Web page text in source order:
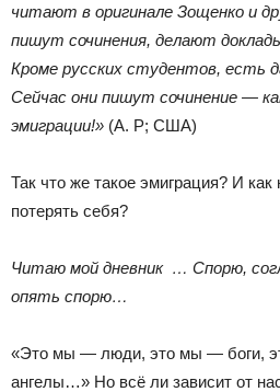
читают в оригинале Зощенко и
пишут сочинения, делают
Кроме русских студентов, есть
Сейчас они пишут сочинение —
эмиграции!» (А. Р; США)
Так что же такое эмиграция? И
потерять себя?
Читаю мой дневник … Спорю,
опять спорю…
«Это мы ― люди, это мы ― боги,
ангелы…» Но всё ли зависит от